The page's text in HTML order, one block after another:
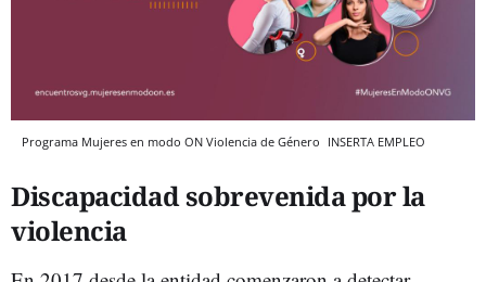
Programa Mujeres en modo ON Violencia de Género INSERTA EMPLEO
Discapacidad sobrevenida por la
violencia